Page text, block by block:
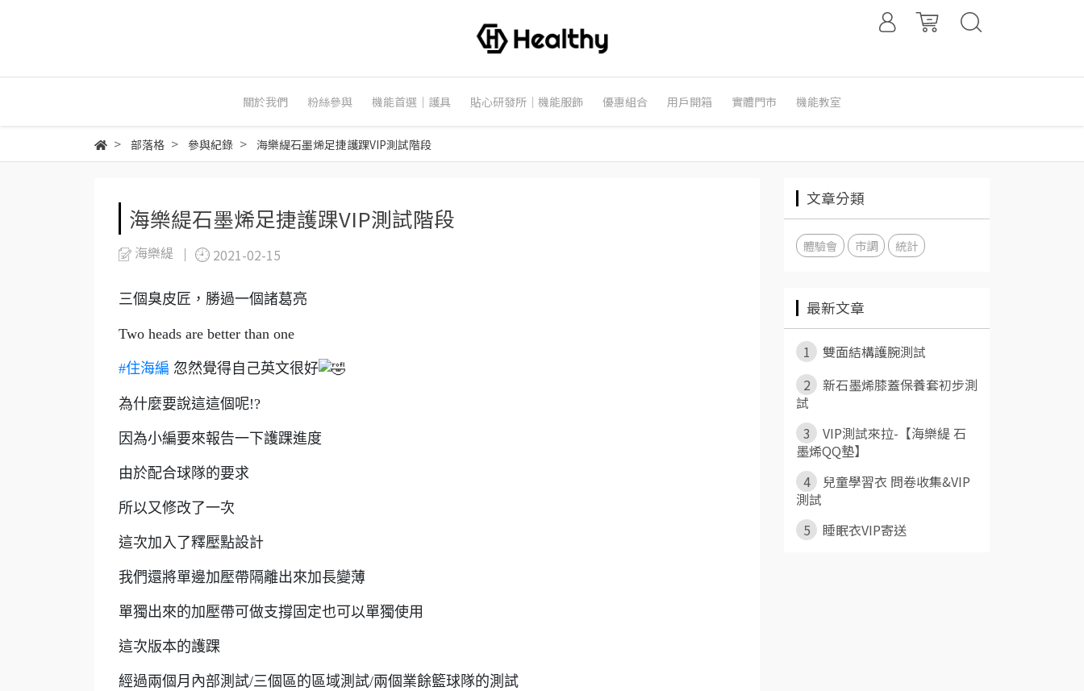
關於我們 粉絲參與 機能首選｜護具 貼心研發所｜機能服飾 優惠組合 用戶開箱 實體門市 機能教室
部落格 參與紀錄 海樂緹石墨烯足捷護踝VIP測試階段
海樂緹石墨烯足捷護踝VIP測試階段
海樂緹 2021-02-15
三個臭皮匠，勝過一個諸葛亮
Two heads are better than one
#住海編 忽然覺得自己英文很好
為什麼要說這這個呢!?
因為小編要來報告一下護踝進度
由於配合球隊的要求
所以又修改了一次
這次加入了釋壓點設計
我們還將單邊加壓帶隔離出來加長變薄
單獨出來的加壓帶可做支撐固定也可以單獨使用
這次版本的護踝
經過兩個月內部測試/三個區的區域測試/兩個業餘籃球隊的測試
文章分類
體驗會 市調 統計
最新文章
1
雙面結構護腕測試
2
新石墨烯膝蓋保養套初步測
試
3
VIP測試來拉-【海樂緹 石
墨烯QQ墊】
4
兒童學習衣 問卷收集&VIP
測試
5
睡眠衣VIP寄送